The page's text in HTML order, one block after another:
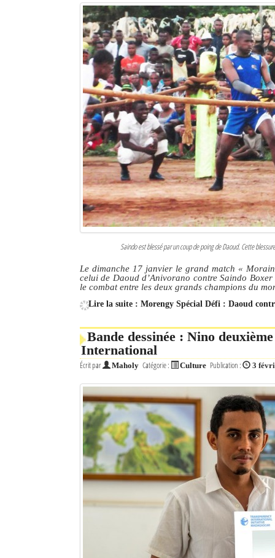
Saindo est blessé par un coup de poing de Daoud. Cette
Le dimanche 17 janvier le grand match «
celui de Daoud d’Anivorano contre Saindo
le combat entre les deux grands champions du
Lire la suite : Morengy Spécial Défi : Daoud
Bande dessinée : Nino
International
Écrit par Maholy Catégorie : Culture Publication : 3